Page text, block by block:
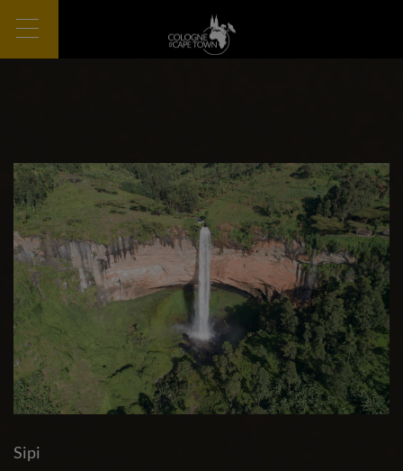
Sipi